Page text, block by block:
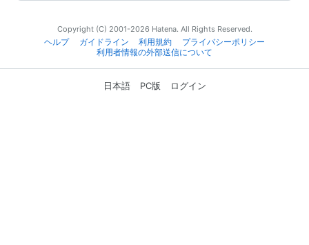
Copyright (C) 2001-2026 Hatena. All Rights Reserved.
ヘルプ
ガイドライン 利用規約
プライバシーポリシー
利用者情報の外部送信について
日本語 PC版 ログイン